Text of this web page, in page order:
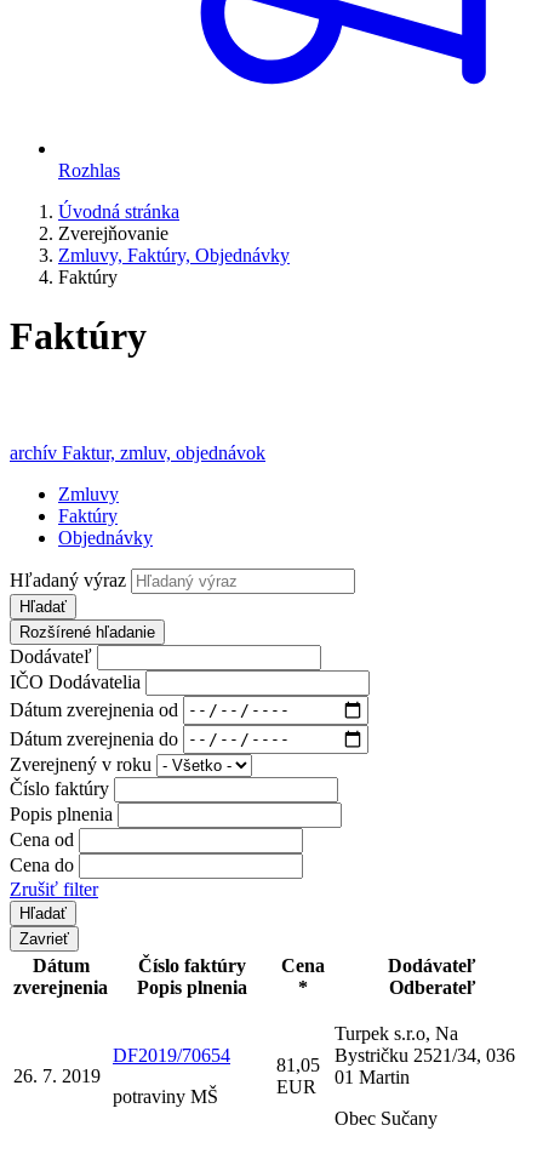
Rozhlas
Úvodná stránka
Zverejňovanie
Zmluvy, Faktúry, Objednávky
Faktúry
Faktúry
archív Faktur, zmluv, objednávok
Zmluvy
Faktúry
Objednávky
Hľadaný výraz
Hľadať
Rozšírené hľadanie
Dodávateľ
IČO Dodávatelia
Dátum zverejnenia od
Dátum zverejnenia do
Zverejnený v roku
Číslo faktúry
Popis plnenia
Cena od
Cena do
Zrušiť filter
Zavrieť
Dátum
zverejnenia
Číslo faktúry
Popis plnenia
Cena
*
Dodávateľ
Odberateľ
26. 7. 2019
DF2019/70654
potraviny MŠ
81,05
EUR
Turpek s.r.o, Na
Bystričku 2521/34, 036
01 Martin
Obec Sučany